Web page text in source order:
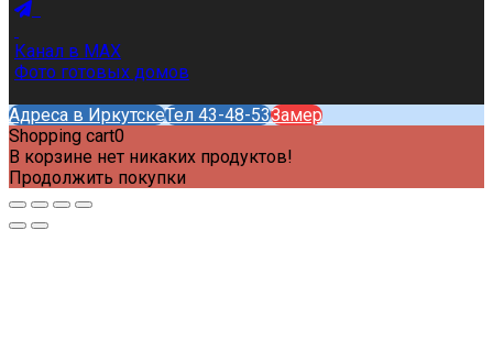
Канал в MAX
Фото готовых домов
Адреса в ИркутскеТел 43-48-53Замер
Shopping cart0
В корзине нет никаких продуктов!
Продолжить покупки